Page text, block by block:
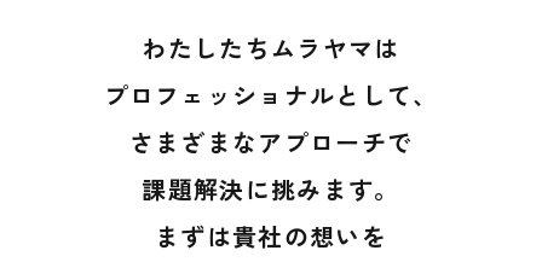
わたしたちムラヤマは
プロフェッショナルとして、
さまざまなアプローチで
課題解決に挑みます。
まずは貴社の想いを